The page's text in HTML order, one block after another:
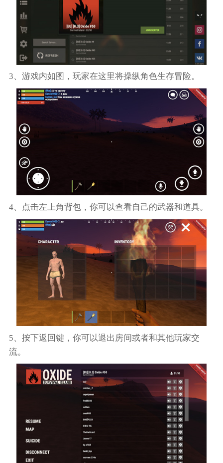
3、游戏内如图，玩家在这里将操纵角色生存冒险。
4、点击左上角背包，你可以查看自己的武器和道具。
5、按下返回键，你可以退出房间或者和其他玩家交
流。